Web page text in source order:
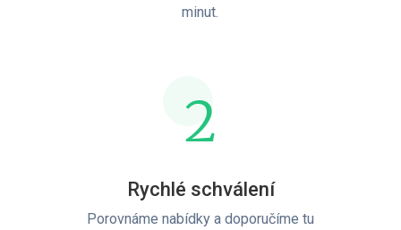
minut.
2
Rychlé schválení
Porovnáme nabídky a doporučíme tu